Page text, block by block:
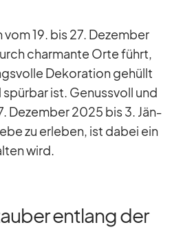
19. bis 27. De­zem­ber
char­mante Orte führt,
De­ko­ra­tion ge­hüllt
ist. Ge­nuss­voll und
De­zem­ber 2025 bis 3. Jän­
zu er­le­ben, ist da­bei ein
wird.
entlang der